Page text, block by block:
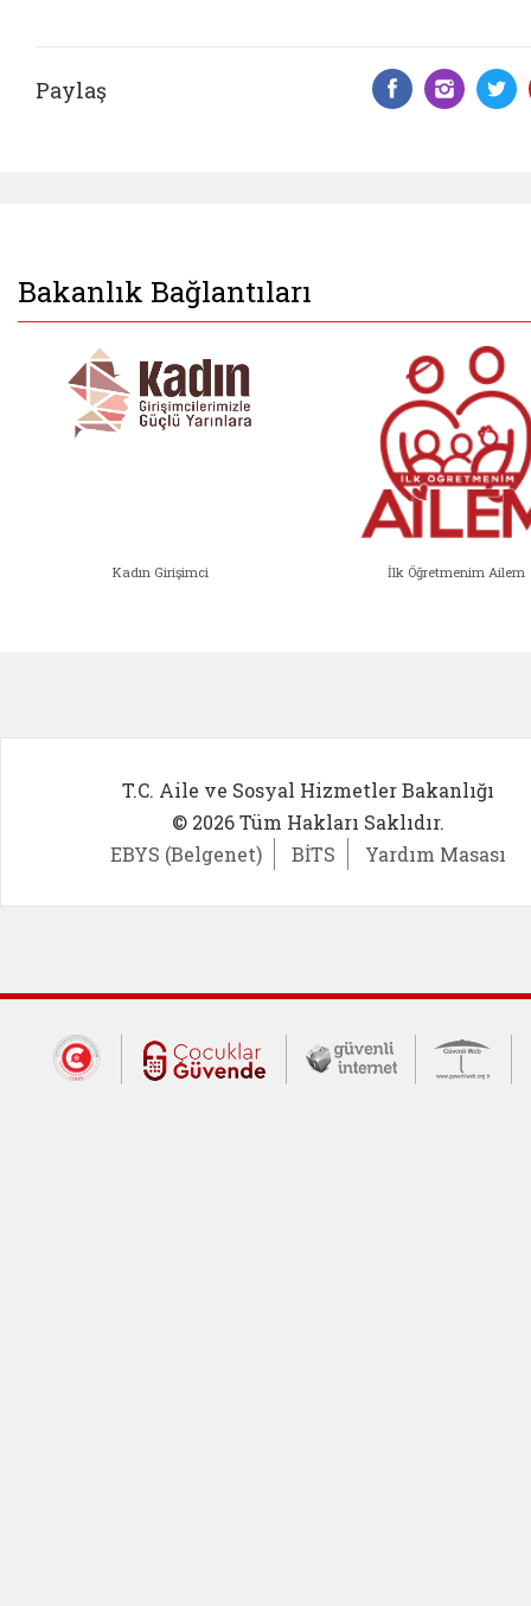
Paylaş
Bakanlık Bağlantıları
Kadın Girişimci İlk Öğretmenim Ailem
T.C. Aile ve Sosyal Hizmetler Bakanlığı
© 2026 Tüm Hakları Saklıdır.
EBYS (Belgenet)
BİTS Yardım Masası
Dış Bağlantılar
Cumhurbaşkanlığı İletişim Merkezi
Çocuklar Güvende (yeni
Güvenli